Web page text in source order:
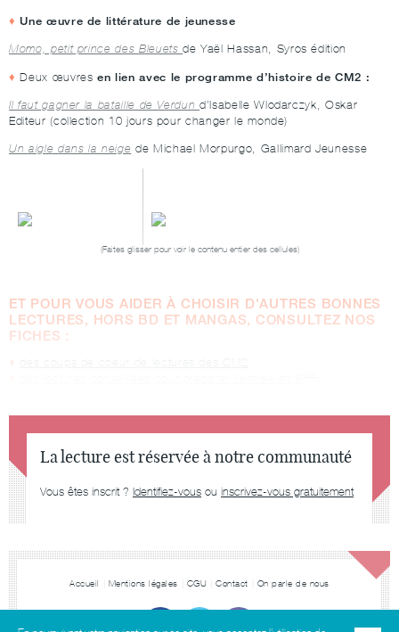
Une œuvre de littérature de jeunesse
Momo, petit prince des Bleuetsde Yaël Hassan, Syros édition
Deux œuvresen lien avec le programme d’histoire de CM2 :
Il faut gagner la bataille de Verdund’Isabelle Wlodarczyk, Oskar
Editeur (collection 10 jours pour changer le monde)
Un aigle dans la neige de Michael Morpurgo, Gallimard Jeunesse
ET POUR VOUS AIDER À CHOISIR D'AUTRES BONNES
LECTURES, HORS BD ET MANGAS, CONSULTEZ NOS
FICHES :
La lecture est réservée à notre communauté
Vous êtes inscrit ? Identifiez-vous ou inscrivez-vous gratuitement
Accueil Mentions légales CGU Contact On parle de nous